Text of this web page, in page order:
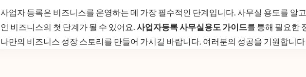
사업자 등록은 비즈니스를 운영하는 데 가장 필수적인 단계입니다. 사무실 용도를 알
인 비즈니스의 첫 단계가 될 수 있어요.사업자등록 사무실용도 가이드를 통해 필요한
나만의 비즈니스 성장 스토리를 만들어 가시길 바랍니다. 여러분의 성공을 기원합니